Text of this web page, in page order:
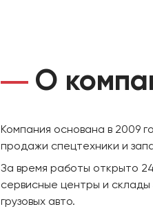
О
Компания основана в 2009
продажи спецтехники и
За время работы открыто
сервисные центры и склады
грузовых авто.